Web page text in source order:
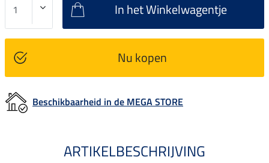
In het Winkelwagentje
Nu kopen
Beschikbaarheid in de MEGA STORE
ARTIKELBESCHRIJVING